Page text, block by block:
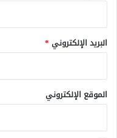
البريد الإلكتروني *
الموقع الإلكتروني